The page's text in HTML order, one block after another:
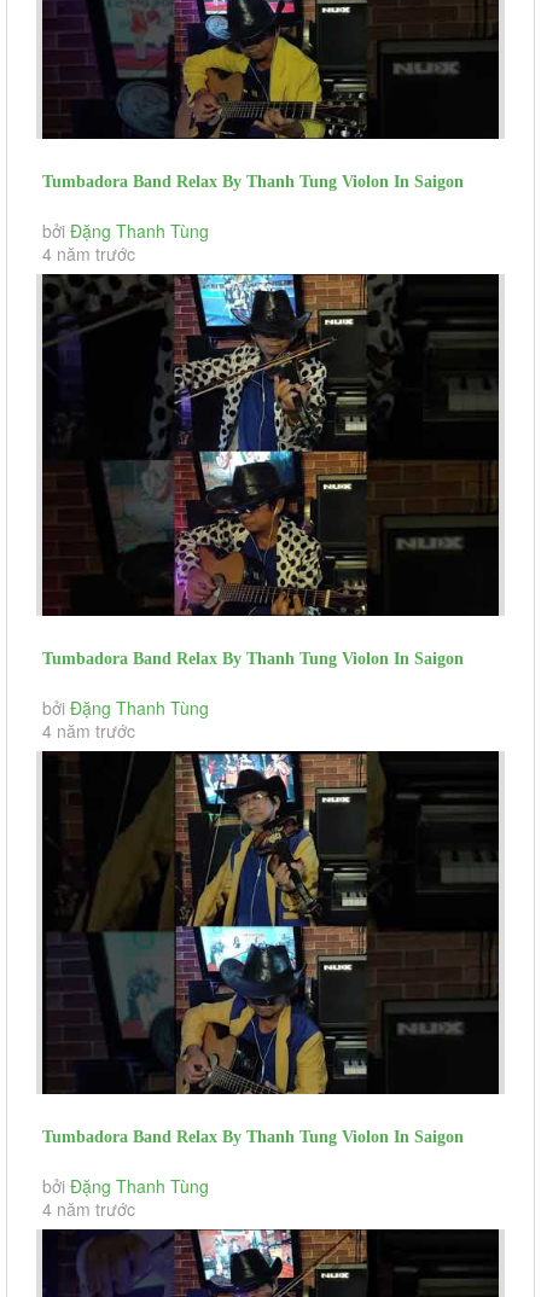
Tumbadora Band Relax By Thanh Tung Violon In Saigon
Social Distance Eternal...
bởi Đặng Thanh Tùng
4 năm trước
Tumbadora Band Relax By Thanh Tung Violon In Saigon
Social Distance Tombe...
bởi Đặng Thanh Tùng
4 năm trước
Tumbadora Band Relax By Thanh Tung Violon In Saigon
Social Distance Tu Te...
bởi Đặng Thanh Tùng
4 năm trước